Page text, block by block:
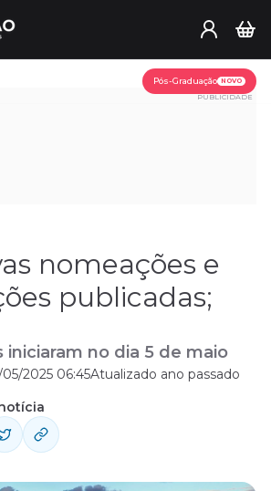
Pós-Graduação NOVO
PUBLICIDADE
nomeações e
publicadas;
iniciaram no dia 5 de maio
05/2025 06:45Atualizado ano passado